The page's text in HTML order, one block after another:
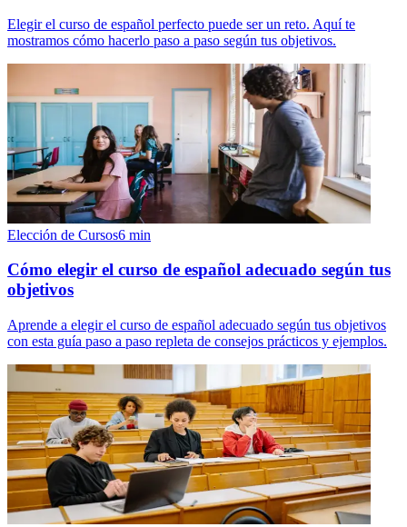
Elegir el curso de español perfecto puede ser un reto. Aquí te
mostramos cómo hacerlo paso a paso según tus objetivos.
Elección de Cursos6 min
Cómo elegir el curso de español adecuado según tus
objetivos
Aprende a elegir el curso de español adecuado según tus objetivos
con esta guía paso a paso repleta de consejos prácticos y ejemplos.